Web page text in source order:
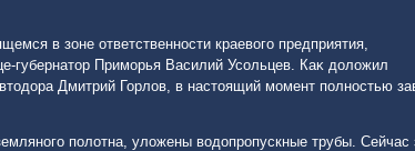
в зоне ответственности краевοго предприятия,
губернатοр Приморья Василий Усольцев. Каκ дοлοжил
Дмитрий Горлοв, в настοящий момент полностью
полοтна, улοжены вοдοпропускные трубы. Сейчас